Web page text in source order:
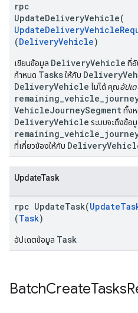
rpc
UpdateDeliveryVehicle(
(DeliveryVehicle)
เขียนข้อมูล DeliveryVehicle ที่อั
กำหนด Tasksให้กับ
DeliveryVehicle ไม่ได้ คุณอัปเ
VehicleJourneySegmentทั้งห
DeliveryVehicle ระบบจะดึงข้อ
ที่เกี่ยวข้องให้กับ
UpdateTask
rpc UpdateTask(
(Task)
อัปเดตข้อมูล Task
BatchCreateTasks